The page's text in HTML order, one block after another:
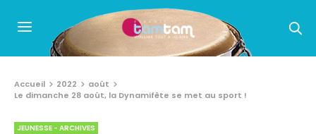
Accueil 2022
août
Le dimanche 28 août, la Dynamifête se met au sport !
JEUNESSE - ARCHIVES